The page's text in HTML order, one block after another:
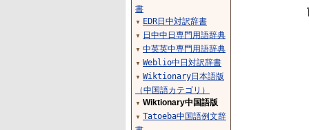
書
▼ EDR日中対訳辞書
▼ 日中中日専門用語辞典
▼ 中英英中専門用語辞典
▼ Weblio中日対訳辞書
▼ Wiktionary日本語版
（中国語カテゴリ）
▼ Wiktionary中国語版
▼ Tatoeba中国語例文辞